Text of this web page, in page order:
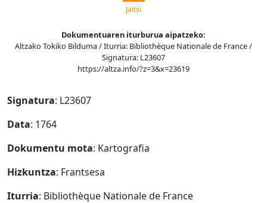
Jaitsi
Dokumentuaren iturburua aipatzeko:
Altzako Tokiko Bilduma / Iturria: Bibliothèque Nationale de France /
Signatura: L23607
https://altza.info/?z=3&x=23619
Signatura: L23607
Data: 1764
Dokumentu mota: Kartografia
Hizkuntza: Frantsesa
Iturria: Bibliothèque Nationale de France